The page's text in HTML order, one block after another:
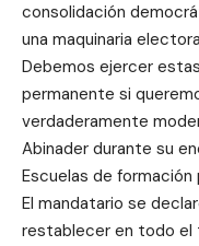
consolidación
una maquinaria
Debemos ejercer
permanente si
verdaderamente
Abinader durante su
Escuelas de
El mandatario se
restablecer en todo el